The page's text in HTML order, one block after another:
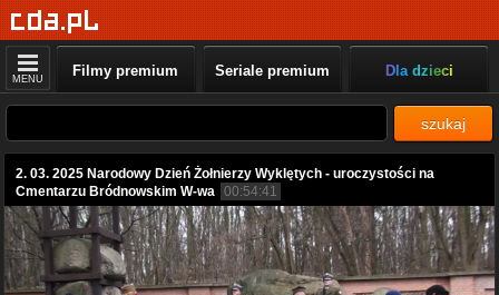
MENU Filmy premium Seriale premium Dla dzieci
szukaj
2. 03. 2025 Narodowy Dzień Żołnierzy Wyklętych - uroczystości na
Cmentarzu Bródnowskim W-wa 00:54:41